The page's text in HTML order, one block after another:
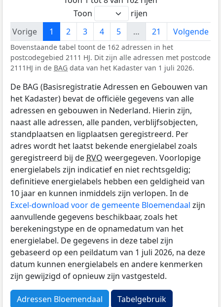
Toon
rijen
Vorige
1 2 3 4 5 … 21 Volgende
Bovenstaande tabel toont de 162 adressen in het
postcodegebied 2111 HJ. Dit zijn alle adressen met postcode
2111HJ in de BAG data van het Kadaster van 1 juli 2026.
De BAG (Basisregistratie Adressen en Gebouwen van
het Kadaster) bevat de officiële gegevens van alle
adressen en gebouwen in Nederland. Hierin zijn,
naast alle adressen, alle panden, verblijfsobjecten,
standplaatsen en ligplaatsen geregistreerd. Per
adres wordt het laatst bekende energielabel zoals
geregistreerd bij de RVO weergegeven. Voorlopige
energielabels zijn indicatief en niet rechtsgeldig;
definitieve energielabels hebben een geldigheid van
10 jaar en kunnen inmiddels zijn verlopen. In de
Excel-download voor de gemeente Bloemendaal zijn
aanvullende gegevens beschikbaar, zoals het
berekeningstype en de opnamedatum van het
energielabel. De gegevens in deze tabel zijn
gebaseerd op een peildatum van 1 juli 2026, na deze
datum kunnen energielabels en andere kenmerken
zijn gewijzigd of opnieuw zijn vastgesteld.
Adressen Bloemendaal Tabelgebruik